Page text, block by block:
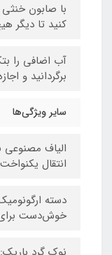
با صابون
کنید تا دیگر
آب اضافی را
برگردانید و
سایر ویژگی‌ها
الیاف
انتقال
دسته
خوش‌دست برای